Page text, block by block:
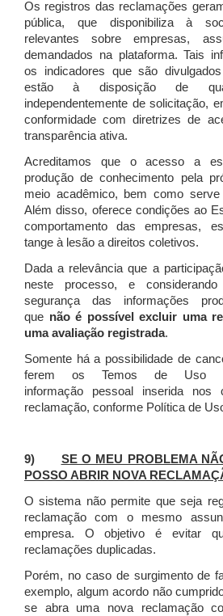
Os registros das reclamações
pública, que disponibiliza à
relevantes sobre empresas,
demandados na plataforma. Tais
os indicadores que são
estão à disposição de
independentemente de solicitação,
conformidade com diretrizes de
transparência ativa.
Acreditamos que o acesso a
produção de conhecimento pela
meio acadêmico, bem como
Além disso, oferece condições ao
comportamento das empresas,
tange à lesão a direitos coletivos.
Dada a relevância que a
neste processo, e
segurança das informações
que não é possível excluir uma
uma avaliação registrada.
Somente há a possibilidade de
ferem os Temos de Uso
informação pessoal inserida nos
reclamação, conforme Política de
9) SE O MEU PROBLEMA
POSSO ABRIR NOVA
O sistema não permite que seja
reclamação com o mesmo
empresa. O objetivo é evitar
reclamações duplicadas.
Porém, no caso de surgimento de
exemplo, algum acordo não
se abra uma nova reclamação